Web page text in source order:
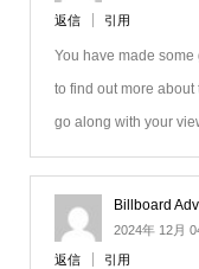
返信 引用
You have made
to find out more about
go along with your
Billboard
2024年 12月
返信 引用